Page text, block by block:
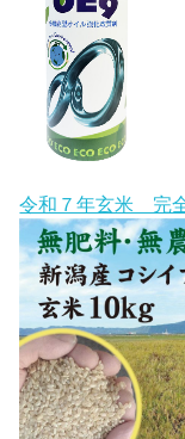
令和７年玄米 完